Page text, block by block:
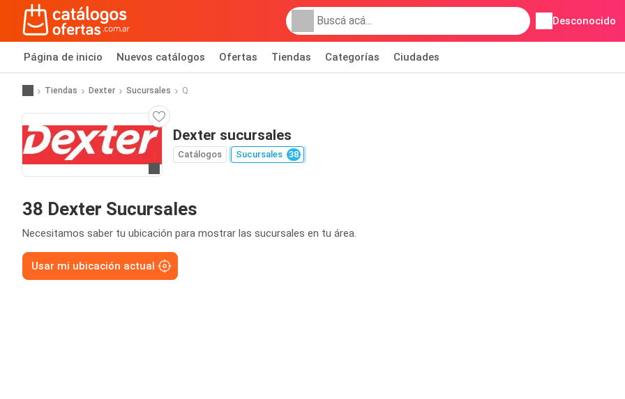
Desconocido
Página de inicio Nuevos catálogos Ofertas Tiendas Categorías Ciudades
Tiendas Dexter Sucursales Q
Dexter sucursales
Catálogos Sucursales 38
38 Dexter Sucursales
Necesitamos saber tu ubicación para mostrar las sucursales en tu área.
Usar mi ubicación actual